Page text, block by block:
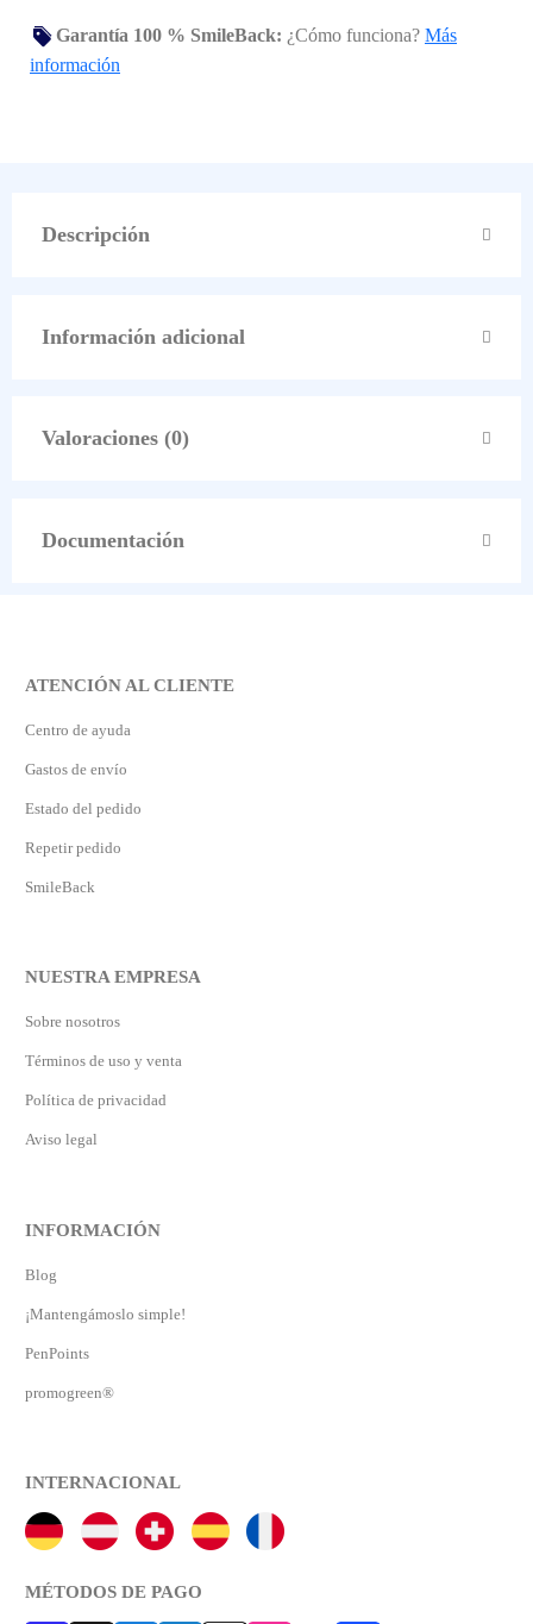
Garantía 100 % SmileBack: ¿Cómo funciona? Más
información
Descripción
Información adicional
Valoraciones (0)
Documentación
ATENCIÓN AL CLIENTE
Centro de ayuda
Gastos de envío
Estado del pedido
Repetir pedido
SmileBack
NUESTRA EMPRESA
Sobre nosotros
Términos de uso y venta
Política de privacidad
Aviso legal
INFORMACIÓN
Blog
¡Mantengámoslo simple!
PenPoints
promogreen®
INTERNACIONAL
MÉTODOS DE PAGO